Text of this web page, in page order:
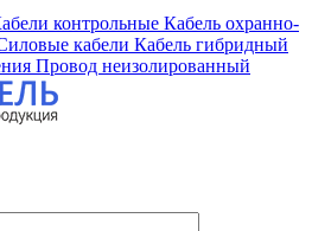
контрольные Кабель охранно-
кабели Кабель гибридный
Провод неизолированный